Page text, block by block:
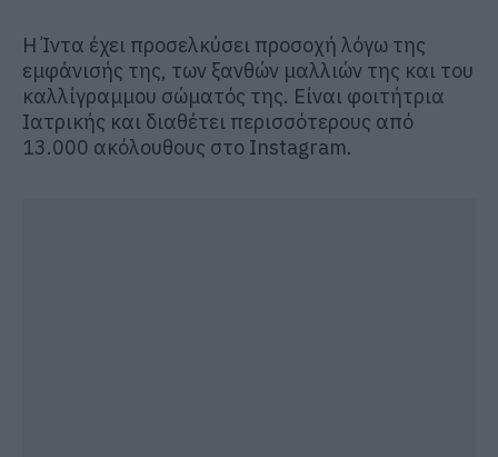
Η Ίντα έχει προσελκύσει προσοχή λόγω της
εμφάνισής της, των ξανθών μαλλιών της και του
καλλίγραμμου σώματός της. Είναι φοιτήτρια
Ιατρικής και διαθέτει περισσότερους από
13.000 ακόλουθους στο Instagram.